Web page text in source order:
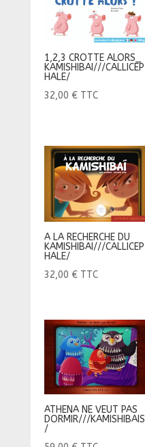
1,2,3 CROTTE ALORS_
KAMISHIBAI///CALLICEP
HALE/
32,00 € TTC
A LA RECHERCHE DU
KAMISHIBAI///CALLICEP
HALE/
32,00 € TTC
ATHENA NE VEUT PAS
DORMIR///KAMISHIBAIS
/